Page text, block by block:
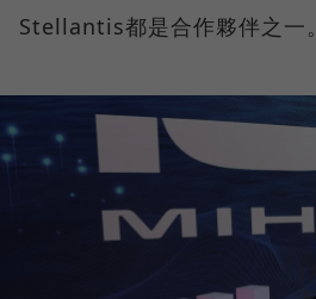
Stellantis都是合作夥伴之一。